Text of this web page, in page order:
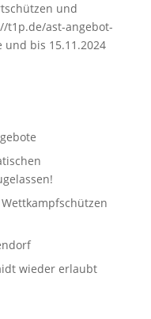
und
t1p.de/ast-angebot-
bis 15.11.2024
wieder erlaubt